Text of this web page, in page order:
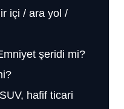
içi / ara yol /
şeridi mi?
hafif ticari